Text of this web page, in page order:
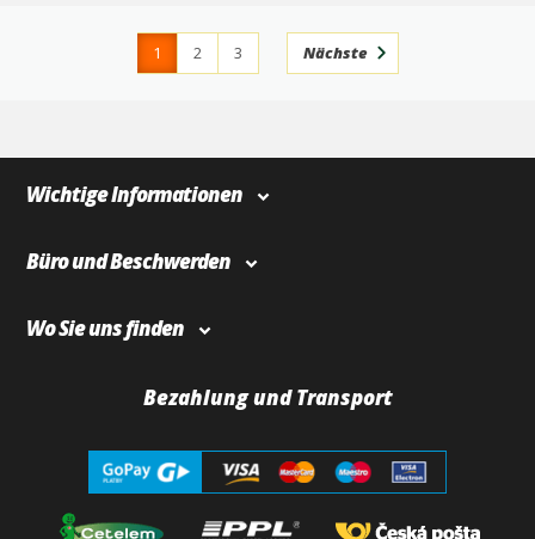
1 2
3
Nächste
Wichtige Informationen
Büro und Beschwerden
Wo Sie uns finden
Bezahlung und Transport